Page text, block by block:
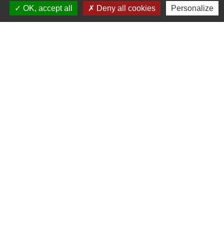
Football Club Cubnezais
OK, accept all
Deny all cookies Personalize